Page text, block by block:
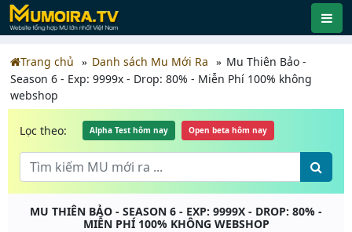
Trang chủ Danh sách Mu Mới Ra
Mu Thiên Bảo -
Season 6 - Exp: 9999x - Drop: 80% - Miễn Phí 100% không
webshop
Lọc theo: Alpha Test hôm nay Open beta hôm nay
MU THIÊN BẢO - SEASON 6 - EXP: 9999X - DROP: 80% -
MIỄN PHÍ 100% KHÔNG WEBSHOP